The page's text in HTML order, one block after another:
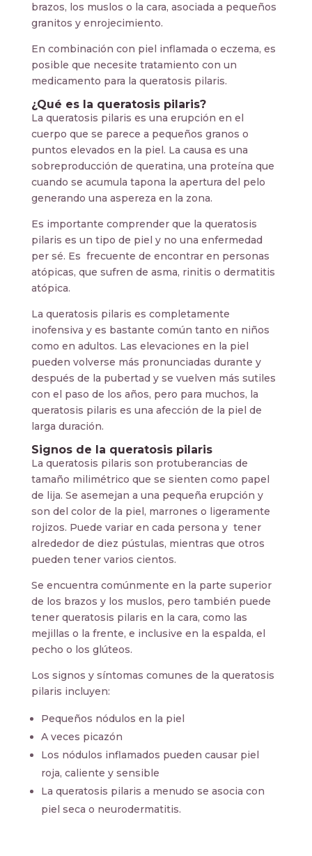
brazos, los muslos o la cara, asociada a pequeños
granitos y enrojecimiento.
En combinación con piel inflamada o eczema, es
posible que necesite tratamiento con un
medicamento para la queratosis pilaris.
¿Qué es la queratosis pilaris?
La queratosis pilaris es una erupción en el
cuerpo que se parece a pequeños granos o
puntos elevados en la piel. La causa es una
sobreproducción de queratina, una proteína que
cuando se acumula tapona la apertura del pelo
generando una aspereza en la zona.
Es importante comprender que la queratosis
pilaris es un tipo de piel y no una enfermedad
per sé. Es frecuente de encontrar en personas
atópicas, que sufren de asma, rinitis o dermatitis
atópica.
La queratosis pilaris es completamente
inofensiva y es bastante común tanto en niños
como en adultos. Las elevaciones en la piel
pueden volverse más pronunciadas durante y
después de la pubertad y se vuelven más sutiles
con el paso de los años, pero para muchos, la
queratosis pilaris es una afección de la piel de
larga duración.
Signos de la queratosis pilaris
La queratosis pilaris son protuberancias de
tamaño milimétrico que se sienten como papel
de lija. Se asemejan a una pequeña erupción y
son del color de la piel, marrones o ligeramente
rojizos. Puede variar en cada persona y tener
alrededor de diez pústulas, mientras que otros
pueden tener varios cientos.
Se encuentra comúnmente en la parte superior
de los brazos y los muslos, pero también puede
tener queratosis pilaris en la cara, como las
mejillas o la frente, e inclusive en la espalda, el
pecho o los glúteos.
Los signos y síntomas comunes de la queratosis
pilaris incluyen:
Pequeños nódulos en la piel
A veces picazón
Los nódulos inflamados pueden causar piel
roja, caliente y sensible
La queratosis pilaris a menudo se asocia con
piel seca o neurodermatitis.